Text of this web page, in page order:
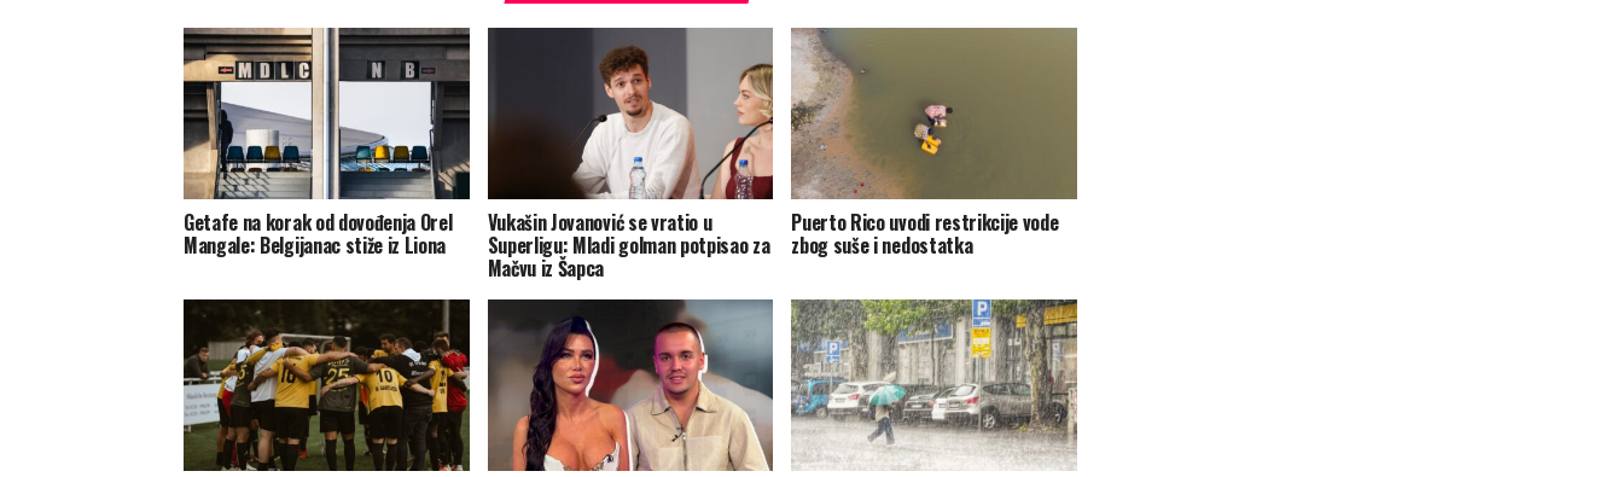
Getafe na korak od dovođenja Orel
Mangale: Belgijanac stiže iz Liona
Vukašin Jovanović se vratio u
Superligu: Mladi golman potpisao za
Mačvu iz Šapca
Puerto Rico uvodi restrikcije vode
zbog suše i nedostatka